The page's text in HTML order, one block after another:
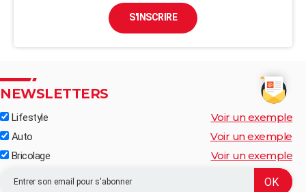
S'INSCRIRE
NEWSLETTERS
Lifestyle Voir un exemple
Auto Voir un exemple
Bricolage Voir un exemple